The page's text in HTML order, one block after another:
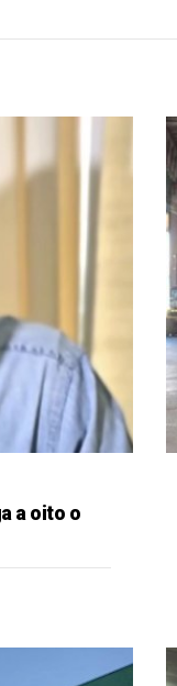
a oito o